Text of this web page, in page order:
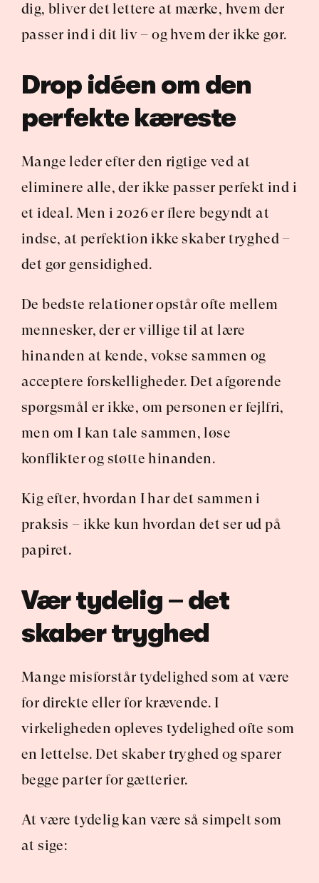
dig, bliver det lettere at mærke, hvem der
passer ind i dit liv – og hvem der ikke gør.
Drop idéen om den
perfekte kæreste
Mange leder efter den rigtige ved at
eliminere alle, der ikke passer perfekt ind i
et ideal. Men i 2026 er flere begyndt at
indse, at perfektion ikke skaber tryghed –
det gør gensidighed.
De bedste relationer opstår ofte mellem
mennesker, der er villige til at lære
hinanden at kende, vokse sammen og
acceptere forskelligheder. Det afgørende
spørgsmål er ikke, om personen er fejlfri,
men om I kan tale sammen, løse
konflikter og støtte hinanden.
Kig efter, hvordan I har det sammen i
praksis – ikke kun hvordan det ser ud på
papiret.
Vær tydelig – det
skaber tryghed
Mange misforstår tydelighed som at være
for direkte eller for krævende. I
virkeligheden opleves tydelighed ofte som
en lettelse. Det skaber tryghed og sparer
begge parter for gætterier.
At være tydelig kan være så simpelt som
at sige: